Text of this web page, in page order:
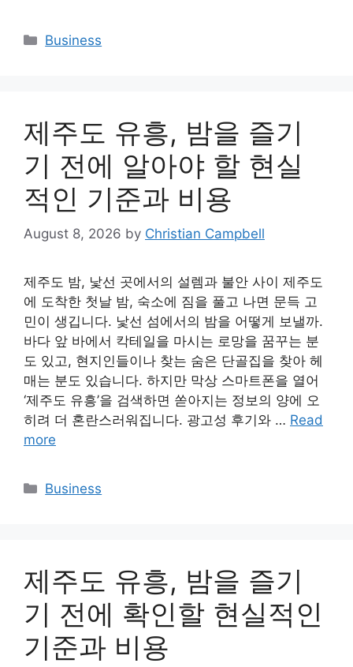
Categories
Business
제주도 유흥, 밤을 즐기
기 전에 알아야 할 현실
적인 기준과 비용
August 8, 2026 by Christian Campbell
제주도 밤, 낯선 곳에서의 설렘과 불안 사이 제주도
에 도착한 첫날 밤, 숙소에 짐을 풀고 나면 문득 고
민이 생깁니다. 낯선 섬에서의 밤을 어떻게 보낼까.
바다 앞 바에서 칵테일을 마시는 로망을 꿈꾸는 분
도 있고, 현지인들이나 찾는 숨은 단골집을 찾아 헤
매는 분도 있습니다. 하지만 막상 스마트폰을 열어
‘제주도 유흥’을 검색하면 쏟아지는 정보의 양에 오
히려 더 혼란스러워집니다. 광고성 후기와 … Read
more
Categories
Business
제주도 유흥, 밤을 즐기
기 전에 확인할 현실적인
기준과 비용